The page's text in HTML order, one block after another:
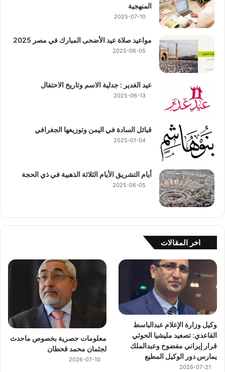
المنهجية
2025-07-10
مواعيد صلاة عيد الأضحى المبارك في مصر 2025
2025-06-05
عيد الغدير : جدلية الاسم وتاريخ الاحتفال
2025-06-13
قبائل السادة في اليمن وتوزيعها الجغرافي
2025-01-04
أيام التشريق الأيام الثلاثة الذهبية في ذي الحجة
2025-06-05
اخر المقالات
وكيل وزارة الإعلام عبدالباسط
القاعدي: تصعيد مليشيا الحوثي
قرار إيراني مفضوح وعبدالملك
يمارس دور الوكيل المطيع
2026-07-21
معلومات حصرية بخصوص ماحدث
لجثمان محمد قحطان
2026-07-10